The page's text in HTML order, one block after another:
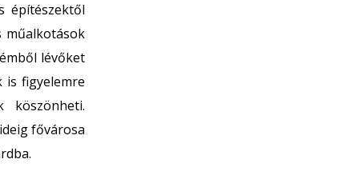
építészektől
műalkotások
lévőket
is figyelemre
köszönheti.
fővárosa